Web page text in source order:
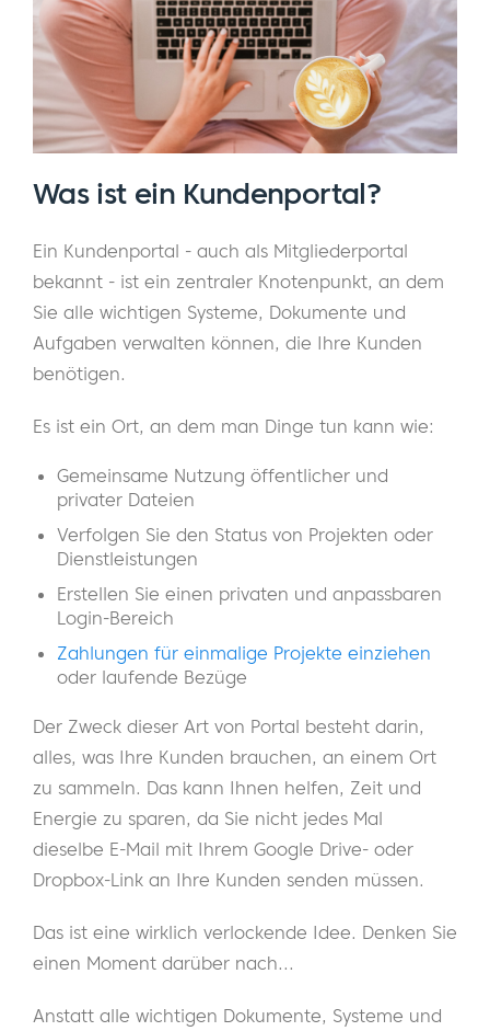
Was ist ein Kundenportal?
Ein Kundenportal - auch als Mitgliederportal
bekannt - ist ein zentraler Knotenpunkt, an dem
Sie alle wichtigen Systeme, Dokumente und
Aufgaben verwalten können, die Ihre Kunden
benötigen.
Es ist ein Ort, an dem man Dinge tun kann wie:
Gemeinsame Nutzung öffentlicher und
privater Dateien
Verfolgen Sie den Status von Projekten oder
Dienstleistungen
Erstellen Sie einen privaten und anpassbaren
Login-Bereich
Zahlungen für einmalige Projekte einziehen
oder laufende Bezüge
Der Zweck dieser Art von Portal besteht darin,
alles, was Ihre Kunden brauchen, an einem Ort
zu sammeln. Das kann Ihnen helfen, Zeit und
Energie zu sparen, da Sie nicht jedes Mal
dieselbe E-Mail mit Ihrem Google Drive- oder
Dropbox-Link an Ihre Kunden senden müssen.
Das ist eine wirklich verlockende Idee. Denken Sie
einen Moment darüber nach...
Anstatt alle wichtigen Dokumente, Systeme und